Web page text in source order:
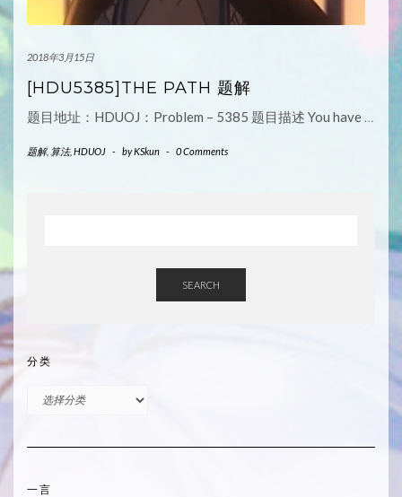
2018年3月15日
[HDU5385]THE PATH 题解
题目地址：HDUOJ：Problem – 5385 题目描述 You have …
题解, 算法, HDUOJ - byKSkun - 0 Comments
SEARCH
分类
一言